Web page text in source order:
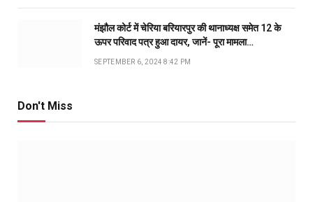
मंझौल कोर्ट में चेरिया बरियारपुर की थानाध्यक्ष समेत 12 के
ऊपर परिवाद पत्र हुआ दायर, जानें- पूरा मामला…
SEPTEMBER 6, 2024 8:42 PM
Don't Miss